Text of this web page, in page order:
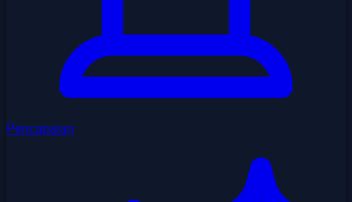
Pencapaian